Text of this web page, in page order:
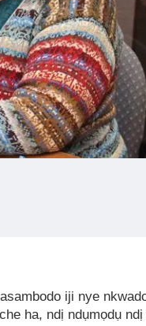
iji nye
ha, ndị ndụmọdụ